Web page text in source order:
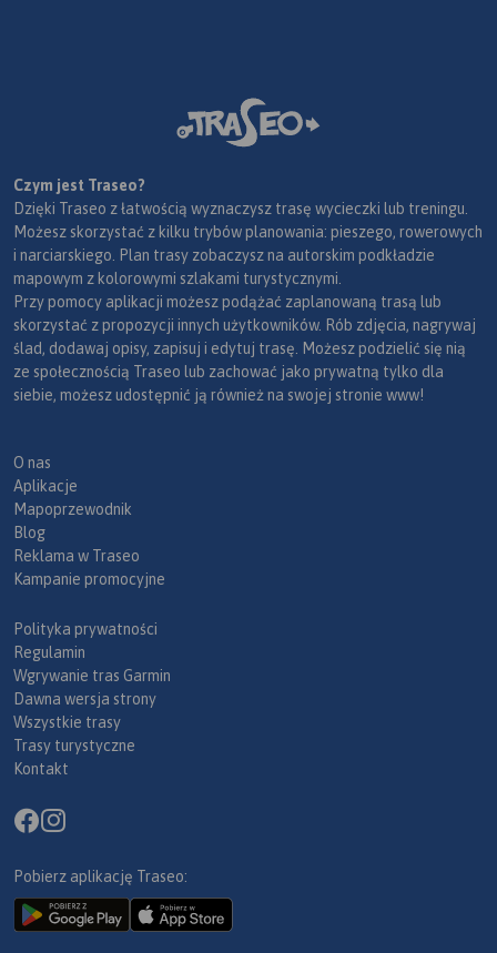
Czym jest Traseo?
Dzięki Traseo z łatwością wyznaczysz trasę wycieczki lub treningu.
Możesz skorzystać z kilku trybów planowania: pieszego, rowerowych
i narciarskiego. Plan trasy zobaczysz na autorskim podkładzie
mapowym z kolorowymi szlakami turystycznymi.
Przy pomocy aplikacji możesz podążać zaplanowaną trasą lub
skorzystać z propozycji innych użytkowników. Rób zdjęcia, nagrywaj
ślad, dodawaj opisy, zapisuj i edytuj trasę. Możesz podzielić się nią
ze społecznością Traseo lub zachować jako prywatną tylko dla
siebie, możesz udostępnić ją również na swojej stronie www!
O nas
Aplikacje
Mapoprzewodnik
Blog
Reklama w Traseo
Kampanie promocyjne
Polityka prywatności
Regulamin
Wgrywanie tras Garmin
Dawna wersja strony
Wszystkie trasy
Trasy turystyczne
Kontakt
Pobierz aplikację Traseo: